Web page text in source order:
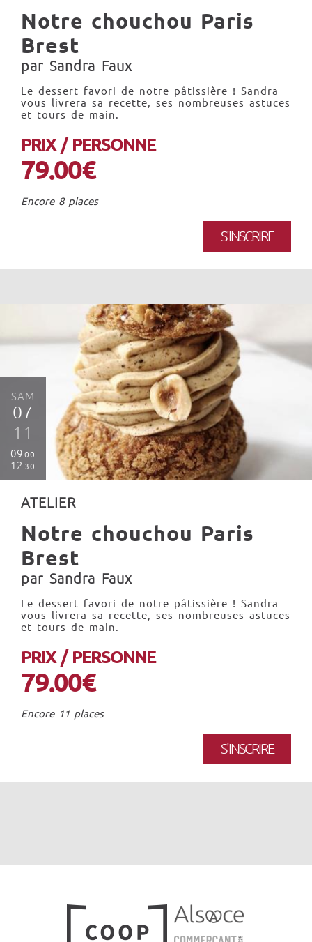
Notre chouchou Paris
Brest
par Sandra Faux
Le dessert favori de notre pâtissière ! Sandra
vous livrera sa recette, ses nombreuses astuces
et tours de main.
PRIX / PERSONNE
79.00€
Encore 8 places
S'INSCRIRE
SAM
07
11
09 00
12 30
ATELIER
Notre chouchou Paris
Brest
par Sandra Faux
Le dessert favori de notre pâtissière ! Sandra
vous livrera sa recette, ses nombreuses astuces
et tours de main.
PRIX / PERSONNE
79.00€
Encore 11 places
S'INSCRIRE